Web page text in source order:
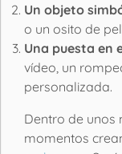
Un objeto
o un osito de
Una puesta en
vídeo, un
personalizada.
Dentro de unos
momentos